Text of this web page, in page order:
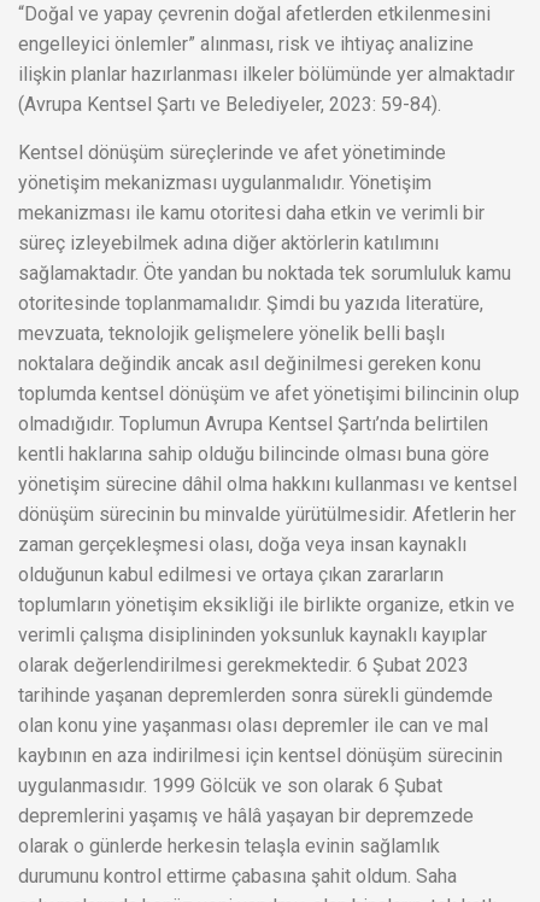
“Doğal ve yapay çevrenin doğal afetlerden etkilenmesini
engelleyici önlemler” alınması, risk ve ihtiyaç analizine
ilişkin planlar hazırlanması ilkeler bölümünde yer almaktadır
(Avrupa Kentsel Şartı ve Belediyeler, 2023: 59-84).
Kentsel dönüşüm süreçlerinde ve afet yönetiminde
yönetişim mekanizması uygulanmalıdır. Yönetişim
mekanizması ile kamu otoritesi daha etkin ve verimli bir
süreç izleyebilmek adına diğer aktörlerin katılımını
sağlamaktadır. Öte yandan bu noktada tek sorumluluk kamu
otoritesinde toplanmamalıdır. Şimdi bu yazıda literatüre,
mevzuata, teknolojik gelişmelere yönelik belli başlı
noktalara değindik ancak asıl değinilmesi gereken konu
toplumda kentsel dönüşüm ve afet yönetişimi bilincinin olup
olmadığıdır. Toplumun Avrupa Kentsel Şartı’nda belirtilen
kentli haklarına sahip olduğu bilincinde olması buna göre
yönetişim sürecine dâhil olma hakkını kullanması ve kentsel
dönüşüm sürecinin bu minvalde yürütülmesidir. Afetlerin her
zaman gerçekleşmesi olası, doğa veya insan kaynaklı
olduğunun kabul edilmesi ve ortaya çıkan zararların
toplumların yönetişim eksikliği ile birlikte organize, etkin ve
verimli çalışma disiplininden yoksunluk kaynaklı kayıplar
olarak değerlendirilmesi gerekmektedir. 6 Şubat 2023
tarihinde yaşanan depremlerden sonra sürekli gündemde
olan konu yine yaşanması olası depremler ile can ve mal
kaybının en aza indirilmesi için kentsel dönüşüm sürecinin
uygulanmasıdır. 1999 Gölcük ve son olarak 6 Şubat
depremlerini yaşamış ve hâlâ yaşayan bir depremzede
olarak o günlerde herkesin telaşla evinin sağlamlık
durumunu kontrol ettirme çabasına şahit oldum. Saha